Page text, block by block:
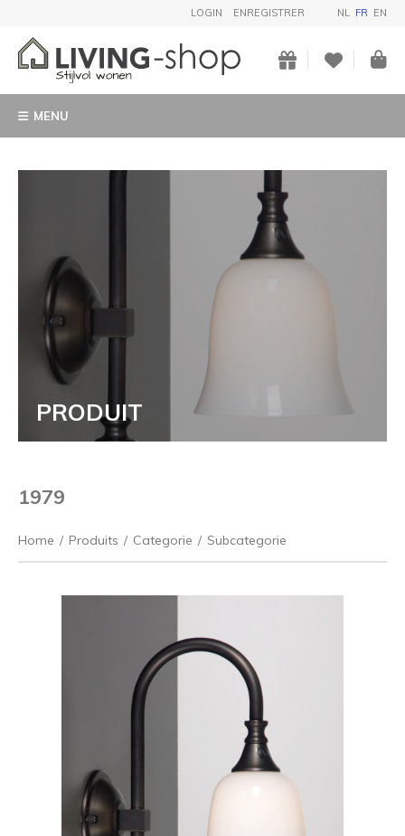
LOGIN ENREGISTRER NL FR EN
MENU
PRODUIT
1979
Home / Produits / Categorie / Subcategorie